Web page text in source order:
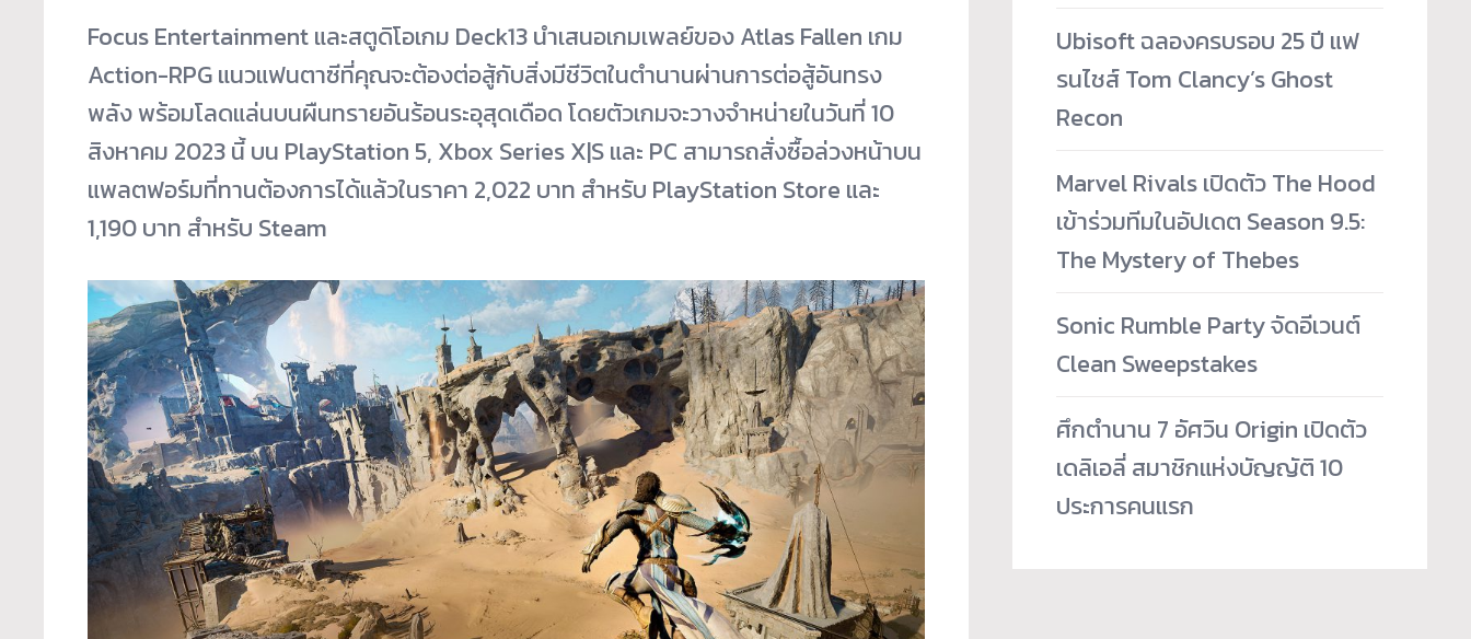
Focus Entertainment และสตูดิโอเกม Deck13 นำเสนอเกมเพลย์ของ Atlas Fallen เกม
Action-RPG แนวแฟนตาซีที่คุณจะต้องต่อสู้กับสิ่งมีชีวิตในตำนานผ่านการต่อสู้อันทรง
พลัง พร้อมโลดแล่นบนผืนทรายอันร้อนระอุสุดเดือด โดยตัวเกมจะวางจำหน่ายในวันที่ 10
สิงหาคม 2023 นี้ บน PlayStation 5, Xbox Series X|S และ PC สามารถสั่งซื้อล่วงหน้าบน
แพลตฟอร์มที่ทานต้องการได้แล้วในราคา 2,022 บาท สำหรับ PlayStation Store และ
1,190 บาท สำหรับ Steam
Ubisoft ฉลองครบรอบ 25 ปี แฟ
รนไชส์ Tom Clancy’s Ghost
Recon
Marvel Rivals เปิดตัว The Hood
เข้าร่วมทีมในอัปเดต Season 9.5:
The Mystery of Thebes
Sonic Rumble Party จัดอีเวนต์
Clean Sweepstakes
ศึกตำนาน 7 อัศวิน Origin เปิดตัว
เดลิเอลี่ สมาชิกแห่งบัญญัติ 10
ประการคนแรก